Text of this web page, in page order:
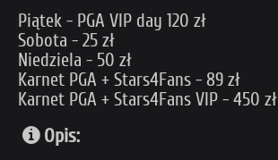
Piątek - PGA VIP day 120 zł
Sobota - 25 zł
Niedziela - 50 zł
Karnet PGA + Stars4Fans - 89 zł
Karnet PGA + Stars4Fans VIP - 450 zł
Opis: